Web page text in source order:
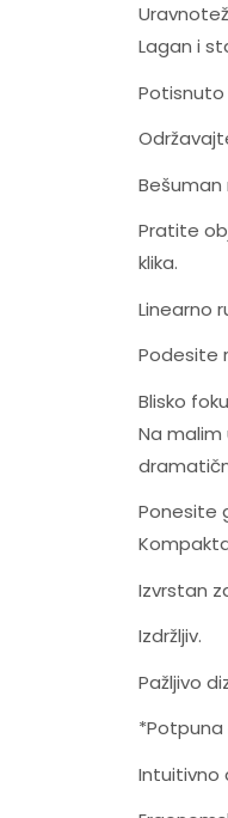
Lagan i
Potisnuto
Bešuman
Pratite
klika.
Linearno
Podesite
Blisko
Na
Ponesite
Izvrstan
Izdržljiv.
Pažljivo
*Potpuna
Intuitivno